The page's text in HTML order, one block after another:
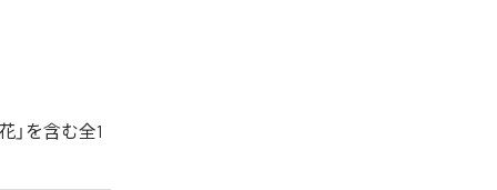
」を含む全1